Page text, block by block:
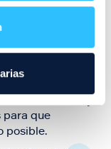
durante
Venecia
para que
posible.